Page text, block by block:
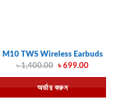
M10 TWS Wireless Earbuds
৳1,400.00 Original
was:
৳ 1,400.00.
৳699.00Current
is:
৳ 699.00.
অর্ডার করুন